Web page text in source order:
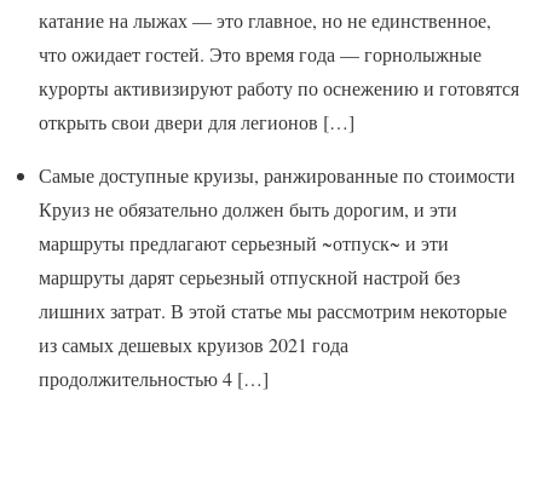
катание на лыжах — это главное, но не единственное,
что ожидает гостей. Это время года — горнолыжные
курорты активизируют работу по оснежению и готовятся
открыть свои двери для легионов […]
Самые доступные круизы, ранжированные по стоимости
Круиз не обязательно должен быть дорогим, и эти
маршруты предлагают серьезный ~отпуск~ и эти
маршруты дарят серьезный отпускной настрой без
лишних затрат. В этой статье мы рассмотрим некоторые
из самых дешевых круизов 2021 года
продолжительностью 4 […]